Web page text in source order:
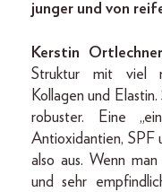
junger und von
Kerstin
Struktur mit viel
Kollagen und
robuster. Eine
Antioxidantien, SPF
also aus. Wenn
und sehr